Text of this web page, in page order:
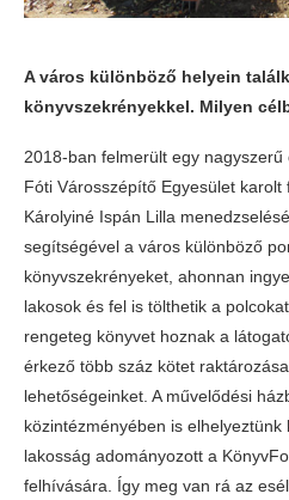
A város különböző helyein
könyvszekrényekkel. Milyen
2018-ban felmerült egy
Fóti Városszépítő Egyesület karolt
Károlyiné Ispán Lilla
segítségével a város különböző
könyvszekrényeket, ahonnan
lakosok és fel is tölthetik a
rengeteg könyvet hoznak a
érkező több száz kötet
lehetőségeinket. A művelődési
közintézményében is
lakosság adományozott a
felhívására. Így meg van rá az